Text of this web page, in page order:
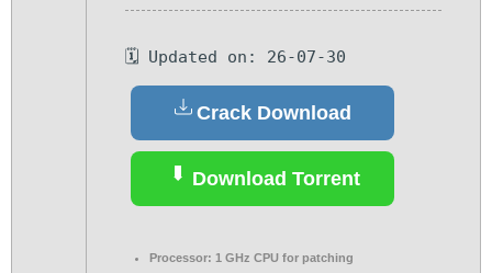
🗓 Updated on: 26-07-30
Crack Download
Download Torrent
Processor: 1 GHz CPU for patching